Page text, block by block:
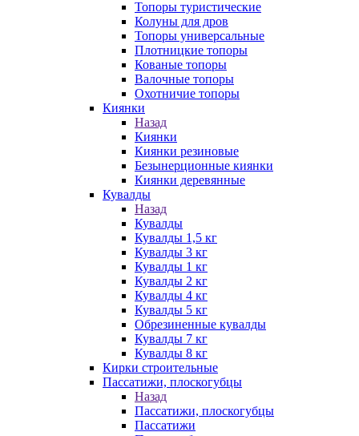
Топоры туристические
Колуны для дров
Топоры универсальные
Плотницкие топоры
Кованые топоры
Валочные топоры
Охотничие топоры
Киянки
Назад
Киянки
Киянки резиновые
Безынерционные киянки
Киянки деревянные
Кувалды
Назад
Кувалды
Кувалды 1,5 кг
Кувалды 3 кг
Кувалды 1 кг
Кувалды 2 кг
Кувалды 4 кг
Кувалды 5 кг
Обрезиненные кувалды
Кувалды 7 кг
Кувалды 8 кг
Кирки строительные
Пассатижи, плоскогубцы
Назад
Пассатижи, плоскогубцы
Пассатижи